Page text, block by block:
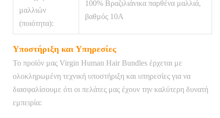
μαλλιών
(ποιότητα):
100% Βραζιλιάνικα παρθένα μαλλιά,
βαθμός 10Α
Υποστήριξη και Υπηρεσίες
Το προϊόν μας Virgin Human Hair Bundles έρχεται με
ολοκληρωμένη τεχνική υποστήριξη και υπηρεσίες για να
διασφαλίσουμε ότι οι πελάτες μας έχουν την καλύτερη δυνατή
εμπειρία: